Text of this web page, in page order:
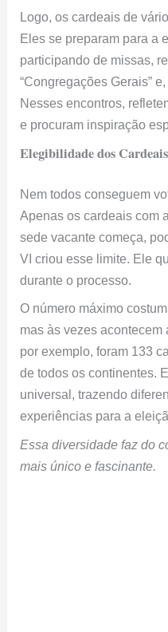
Logo, os cardeais de
Eles se preparam para a
participando de missas,
“Congregações Gerais”
Nesses encontros,
e procuram inspiração
Elegibilidade dos
Nem todos conseguem
Apenas os cardeais com
sede vacante começa,
VI criou esse limite. Ele
durante o processo.
O número máximo
mas às vezes
por exemplo, foram 133
de todos os continentes.
universal, trazendo
experiências para a
Essa diversidade faz do
mais único e fascinante.